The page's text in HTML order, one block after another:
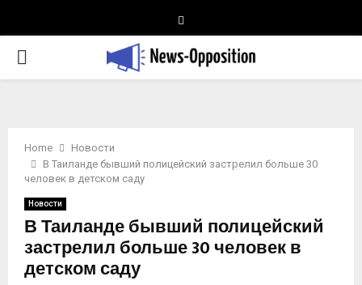
PRIMARY
Home
Новости
В Таиланде бывший полицейский застрелил больше 30
человек в детском саду
Новости
В Таиланде бывший полицейский
застрелил больше 30 человек в
детском саду